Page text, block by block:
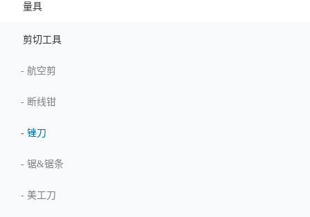
量具
剪切工具
- 航空剪
- 断线钳
- 锉刀
- 锯&锯条
- 美工刀